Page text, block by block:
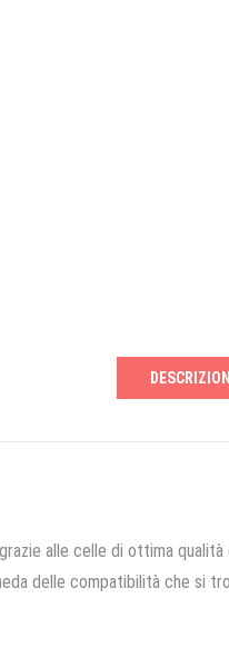
alle celle di ottima
delle compatibilità che si